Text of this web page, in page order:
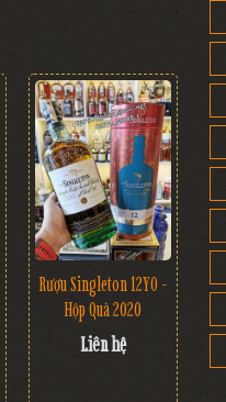
Rượu Singleton 12YO -
Hộp Quà 2020
Liên hệ